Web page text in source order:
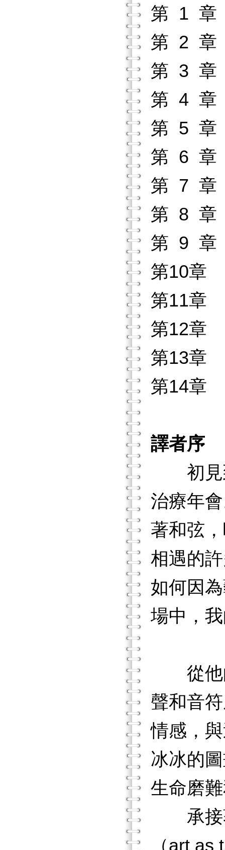
第 1 章
第 2 章
第 3 章
第 4 章
第 5 章
第 6 章
第 7 章
第 8 章
第 9 章
第10章
第11章
第12章
第13章
第14章
譯者序
初見到
治療年
著和弦
相遇的
如何因
場中，
從他的
聲和音
情感，
冰冰的
生命磨
承接著
（art